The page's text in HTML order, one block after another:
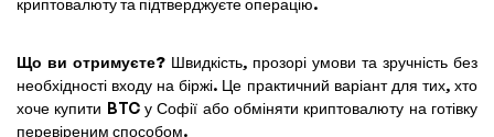
Що ви отримуєте? Швидкість, прозорі умови та зручність без
необхідності входу на біржі. Це практичний варіант для тих, хто
хоче купити BTC у Софії або обміняти криптовалюту на готівку
перевіреним способом.